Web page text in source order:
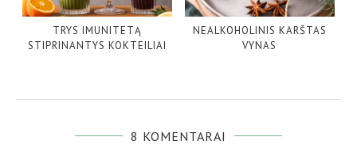
TRYS IMUNITETĄ
STIPRINANTYS KOKTEILIAI
NEALKOHOLINIS KARŠTAS
VYNAS
8 KOMENTARAI